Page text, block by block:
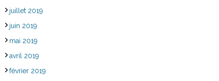
juillet 2019
juin 2019
mai 2019
avril 2019
février 2019